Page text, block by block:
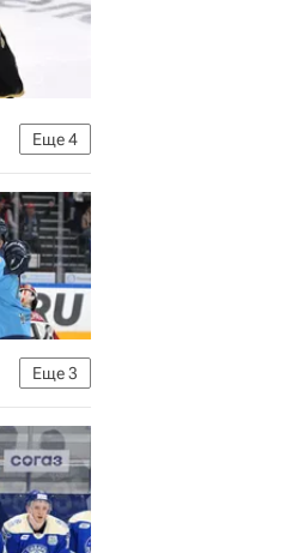
Еще4
Еще3